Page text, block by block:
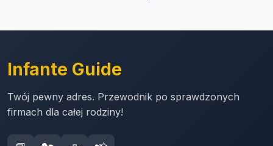
Infante Guide
Twój pewny adres. Przewodnik po sprawdzonych
firmach dla całej rodziny!